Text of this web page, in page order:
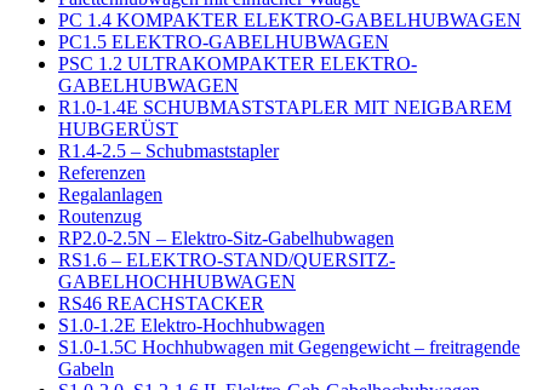
PC 1.4 KOMPAKTER ELEKTRO-GABELHUBWAGEN
PC1.5 ELEKTRO-GABELHUBWAGEN
PSC 1.2 ULTRAKOMPAKTER ELEKTRO-
GABELHUBWAGEN
R1.0-1.4E SCHUBMASTSTAPLER MIT NEIGBAREM
HUBGERÜST
R1.4-2.5 – Schubmaststapler
Referenzen
Regalanlagen
Routenzug
RP2.0-2.5N – Elektro-Sitz-Gabelhubwagen
RS1.6 – ELEKTRO-STAND/QUERSITZ-
GABELHOCHHUBWAGEN
RS46 REACHSTACKER
S1.0-1.2E Elektro-Hochhubwagen
S1.0-1.5C Hochhubwagen mit Gegengewicht – freitragende
Gabeln